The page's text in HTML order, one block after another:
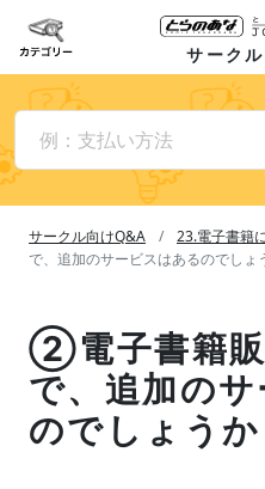
サーク
サークル向けQ&A 23.電子書籍
で、追加のサービスはあるのでしょ
②電子書籍
で、追加の
のでしょうか